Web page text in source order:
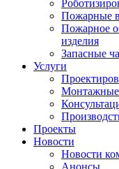
Пожарные
Пожарное
изделия
Запасные
Услуги
Монтажные
Проекты
Новости
Новости
Анонсы